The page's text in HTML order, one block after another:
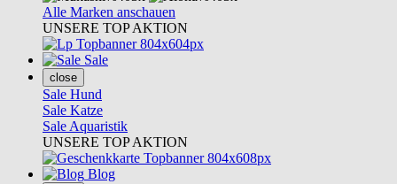
Alle Marken anschauen
UNSERE TOP AKTION
Sale
close
Sale Hund
Sale Katze
Sale Aquaristik
UNSERE TOP AKTION
Blog